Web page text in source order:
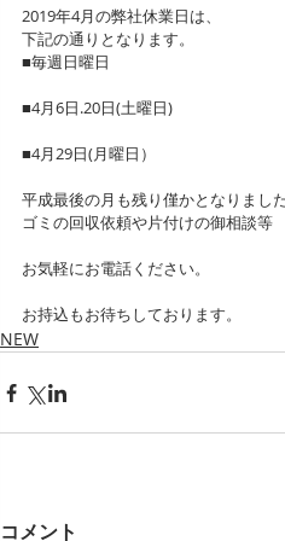
2019年4月の弊社休業日は、
下記の通りとなります。
■毎週日曜日
■4月6日.20日(土曜日)
■4月29日(月曜日）
平成最後の月も残り僅かとなりまし
ゴミの回収依頼や片付けの御相談等
お気軽にお電話ください。
お持込もお待ちしております。
NEW
コメント